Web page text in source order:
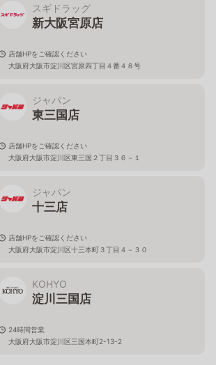
スギドラッグ
新大阪宮原店
店舗HPをご確認ください
大阪府大阪市淀川区宮原四丁目４番４８号
ジャパン
東三国店
店舗HPをご確認ください
大阪府大阪市淀川区東三国２丁目３６－１
ジャパン
十三店
店舗HPをご確認ください
大阪府大阪市淀川区十三本町３丁目４－３０
KOHYO
淀川三国店
24時間営業
大阪府大阪市淀川区三国本町2-13-2